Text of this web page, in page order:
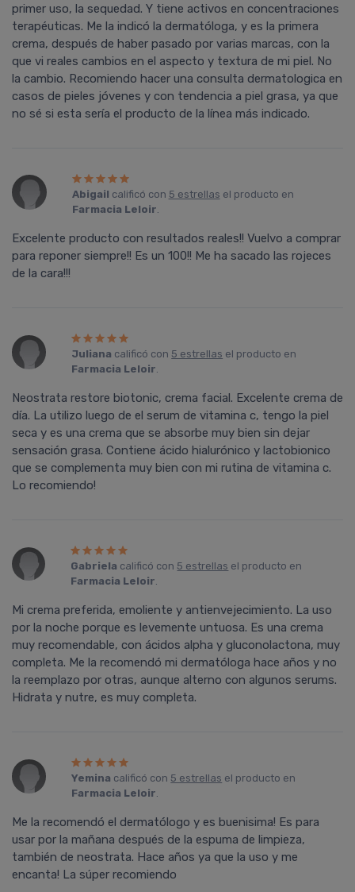
primer uso, la sequedad. Y tiene activos en concentraciones
terapéuticas. Me la indicó la dermatóloga, y es la primera
crema, después de haber pasado por varias marcas, con la
que vi reales cambios en el aspecto y textura de mi piel. No
la cambio. Recomiendo hacer una consulta dermatologica en
casos de pieles jóvenes y con tendencia a piel grasa, ya que
no sé si esta sería el producto de la línea más indicado.
Abigail calificó con 5 estrellas el producto en
Farmacia Leloir.
Excelente producto con resultados reales!! Vuelvo a comprar
para reponer siempre!! Es un 100!! Me ha sacado las rojeces
de la cara!!!
Juliana calificó con 5 estrellas el producto en
Farmacia Leloir.
Neostrata restore biotonic, crema facial. Excelente crema de
día. La utilizo luego de el serum de vitamina c, tengo la piel
seca y es una crema que se absorbe muy bien sin dejar
sensación grasa. Contiene ácido hialurónico y lactobionico
que se complementa muy bien con mi rutina de vitamina c.
Lo recomiendo!
Gabriela calificó con 5 estrellas el producto en
Farmacia Leloir.
Mi crema preferida, emoliente y antienvejecimiento. La uso
por la noche porque es levemente untuosa. Es una crema
muy recomendable, con ácidos alpha y gluconolactona, muy
completa. Me la recomendó mi dermatóloga hace años y no
la reemplazo por otras, aunque alterno con algunos serums.
Hidrata y nutre, es muy completa.
Yemina calificó con 5 estrellas el producto en
Farmacia Leloir.
Me la recomendó el dermatólogo y es buenisima! Es para
usar por la mañana después de la espuma de limpieza,
también de neostrata. Hace años ya que la uso y me
encanta! La súper recomiendo